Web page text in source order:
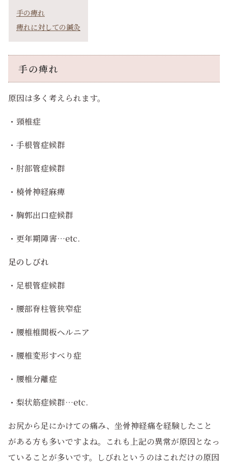
手の痺れ
痺れに対しての鍼灸
手の痺れ
原因は多く考えられます。
・頸椎症
・手根管症候群
・肘部管症候群
・橈骨神経麻痺
・胸郭出口症候群
・更年期障害…etc.
足のしびれ
・足根管症候群
・腰部脊柱管狭窄症
・腰椎椎間板ヘルニア
・腰椎変形すべり症
・腰椎分離症
・梨状筋症候群…etc.
お尻から足にかけての痛み、坐骨神経痛を経験したこと
がある方も多いですよね。これも上記の異常が原因となっ
ていることが多いです。しびれというのはこれだけの原因